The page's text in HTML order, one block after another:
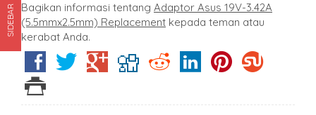
Bagikan informasi tentang Adaptor Asus 19V-3.42A
(5.5mmx2.5mm) Replacement kepada teman atau
kerabat Anda.
SIDEBAR